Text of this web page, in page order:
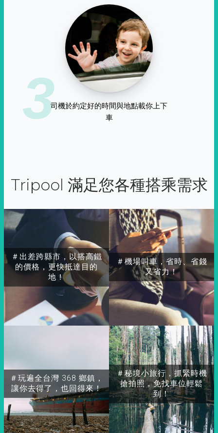
3司機於約定好的時間與地點載你上下
車
Tripool 滿足您各種搭乘需求
＃出差跨縣市，以搭高鐵
的價格，更快抵達目的
地！
＃玩遍全台灣 368 鄉鎮，
讓你去得了，也回得來！
＃秘境小旅行，抓緊時機
搶拍照，免找車位輕鬆
到！
＃機場叫車，省時、省錢
又省力！